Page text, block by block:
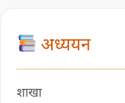
अध्ययन
शाखा